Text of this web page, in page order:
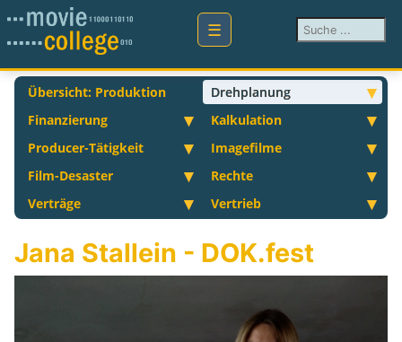
Suchen ...
Übersicht: Produktion
Drehplanung
Finanzierung
Kalkulation
Producer-Tätigkeit
Imagefilme
Film-Desaster
Rechte
Verträge
Vertrieb
Jana Stallein - DOK.fest